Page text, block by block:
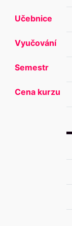
Učebnice
Vyučování
Semestr
Cena kurzu